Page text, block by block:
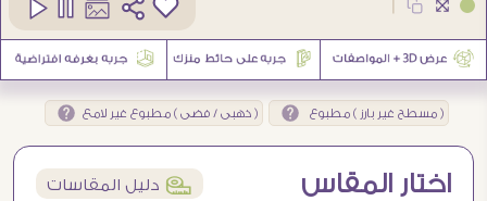
( مسطح غير بارز ) مطبوع ( ذهبى / فضى ) مطبوع غير لامع
اختار المقاس í دليل المقاسات